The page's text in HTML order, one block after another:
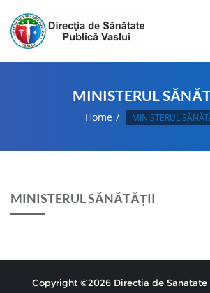
MINISTERUL
Home MINISTERUL
MINISTERUL SĂNĂTĂȚII
Copyright ©2026 Directia de Sanatate